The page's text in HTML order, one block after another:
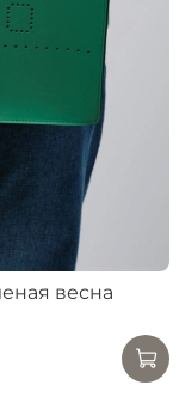
весна